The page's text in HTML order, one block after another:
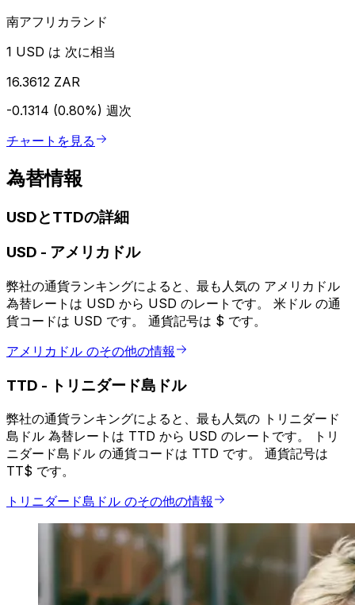
南アフリカランド
1 USD は 次に相当
16.3612 ZAR
-0.1314 (0.80%) 週次
チャートを見る
為替情報
USDとTTDの詳細
USD - アメリカドル
弊社の通貨ランキングによると、最も人気の アメリカドル
為替レートは USD から USD のレートです。 米ドル の通
貨コードは USD です。 通貨記号は $ です。
アメリカドル のその他の情報
TTD - トリニダード島ドル
弊社の通貨ランキングによると、最も人気の トリニダード
島ドル 為替レートは TTD から USD のレートです。 トリ
ニダード島ドル の通貨コードは TTD です。 通貨記号は
TT$ です。
トリニダード島ドル のその他の情報